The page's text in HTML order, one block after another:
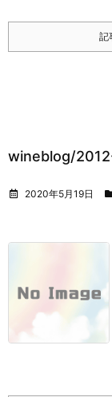
記
wineblog/
2020年5月19日